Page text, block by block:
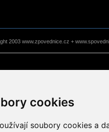
cookies
soubory cookies a
2003 www.zpovednice.cz +